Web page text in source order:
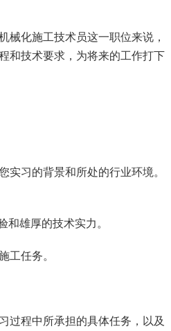
械化施工技术员这一职位来说，
和技术要求，为将来的工作打下
习的背景和所处的行业环境。
雄厚的技术实力。
工任务。
过程中所承担的具体任务，以及